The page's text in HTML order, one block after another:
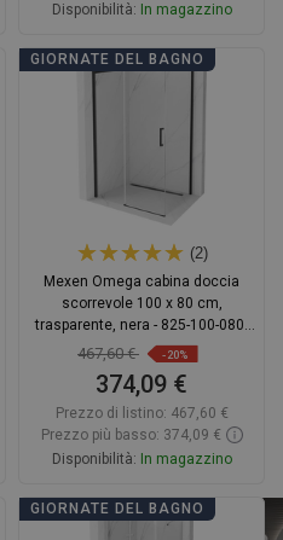
Disponibilità: In magazzino
Aggiungi al carrello
GIORNATE DEL BAGNO
(2)
Mexen Omega cabina doccia
scorrevole 100 x 80 cm,
trasparente, nera - 825-100-080-
70-00
467,60 € -20%
374,09 €
Prezzo di listino: 467,60 €
Prezzo più basso: 374,09 €
Disponibilità: In magazzino
Aggiungi al carrello
GIORNATE DEL BAGNO